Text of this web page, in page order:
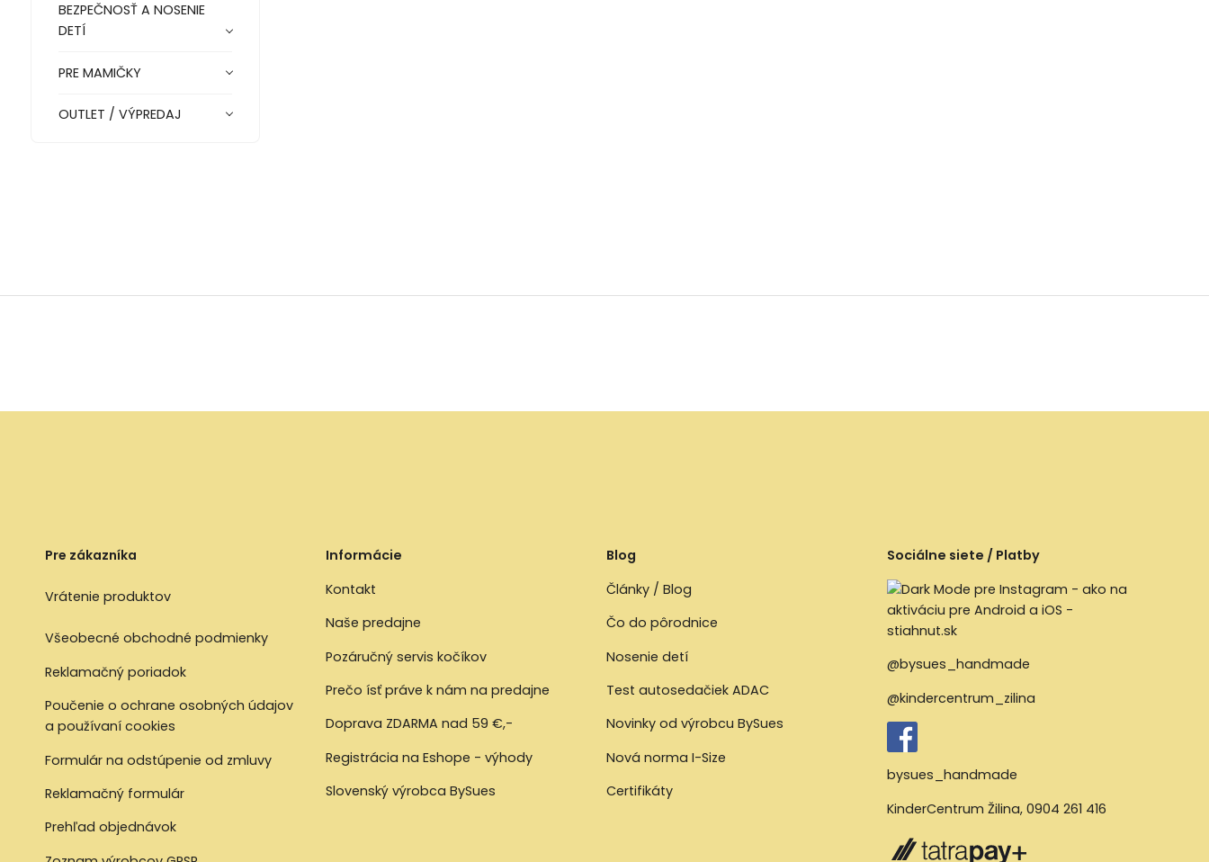
BEZPEČNOSŤ A NOSENIE
DETÍ
PRE MAMIČKY
OUTLET / VÝPREDAJ
Pre zákazníka
Vrátenie produktov
Všeobecné obchodné podmienky
Reklamačný poriadok
Poučenie o ochrane osobných údajov
a používaní cookies
Formulár na odstúpenie od zmluvy
Reklamačný formulár
Prehľad objednávok
Informácie
Kontakt
Naše predajne
Pozáručný servis kočíkov
Prečo ísť práve k nám na predajne
Doprava ZDARMA nad 59 €,-
Registrácia na Eshope - výhody
Slovenský výrobca BySues
Blog
Články / Blog
Čo do pôrodnice
Nosenie detí
Test autosedačiek ADAC
Novinky od výrobcu BySues
Nová norma I-Size
Certifikáty
Sociálne siete / Platby
@bysues_handmade
@kindercentrum_zilina
bysues_handmade
KinderCentrum Žilina,0904 261 416